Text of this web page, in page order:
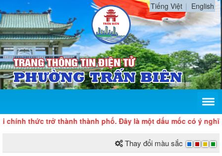
Tiếng Việt English
trở thành thành phố. Đây là một dấu mốc có ý nghĩa đặc
Thay đổi màu sắc